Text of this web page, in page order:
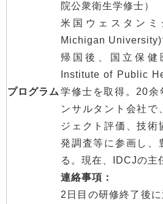
プログラム
院公衆衛生学修士）
米国ウェスタンミ
Michigan University)
帰国後、国立保健
Institute of Public
学修士を取得。20余
ンサルタント会社で
ジェクト評価、技術
発調査等に参画し、
る。現在、IDCJの主
連絡事項：
2日目の研修終了後